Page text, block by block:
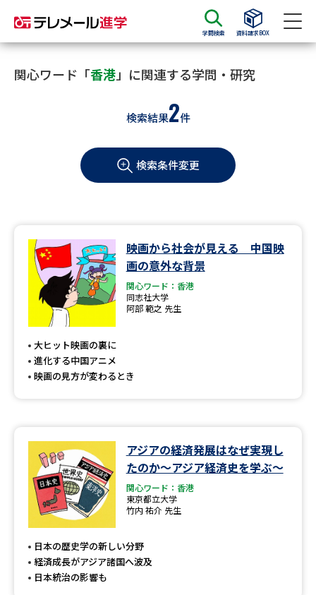
学問検索 資料請求BOX
資料請求 資料検索
大学・短大の資料種類から請求
学部・学科パンフ
過去問題集
大学・短大以外の資料から請求
専門学校の資料請求 大学院の資料請求
留学・進学関連、塾・予備校
高等学校（情報）教員資格認定
大学研究
大学で学べる内容や特徴を調べる
関心ワード「香港」に関連する学問・研究
検索結果2件
検索条件変更
映画から社会が見える 中国映
画の意外な背景
関心ワード：香港
同志社大学
阿部 範之 先生
大ヒット映画の裏に
進化する中国アニメ
映画の見方が変わるとき
アジアの経済発展はなぜ実現し
たのか～アジア経済史を学ぶ～
関心ワード：香港
東京都立大学
竹内 祐介 先生
日本の歴史学の新しい分野
経済成長がアジア諸国へ波及
日本統治の影響も